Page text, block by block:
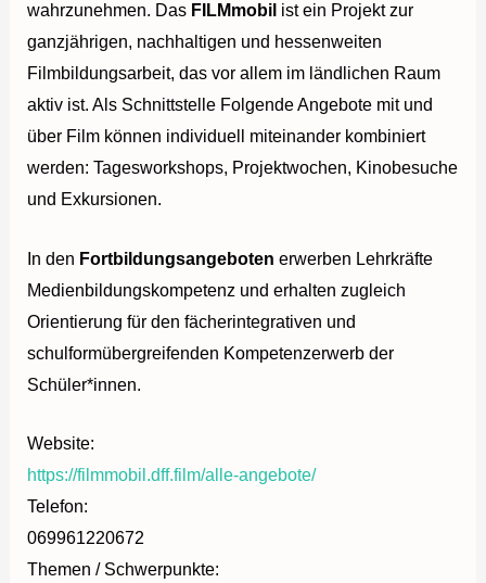
wahrzunehmen. Das FILMmobil ist ein Projekt zur
ganzjährigen, nachhaltigen und hessenweiten
Filmbildungsarbeit, das vor allem im ländlichen Raum
aktiv ist. Als Schnittstelle Folgende Angebote mit und
über Film können individuell miteinander kombiniert
werden: Tagesworkshops, Projektwochen, Kinobesuche
und Exkursionen.
In den Fortbildungsangeboten erwerben Lehrkräfte
Medienbildungskompetenz und erhalten zugleich
Orientierung für den fächerintegrativen und
schulformübergreifenden Kompetenzerwerb der
Schüler*innen.
Website:
https://filmmobil.dff.film/alle-angebote/
Telefon:
069961220672
Themen / Schwerpunkte: